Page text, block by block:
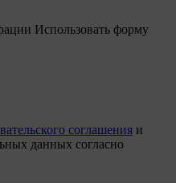
Использовать форму
соглашения и
данных согласно